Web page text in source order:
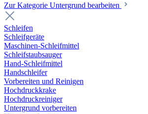
Zur Kategorie Untergrund bearbeiten
Schleifen
Schleifgeräte
Maschinen-Schleifmittel
Schleifstaubsauger
Hand-Schleifmittel
Handschleifer
Vorbereiten und Reinigen
Hochdruckkrake
Hochdruckreiniger
Untergrund vorbereiten